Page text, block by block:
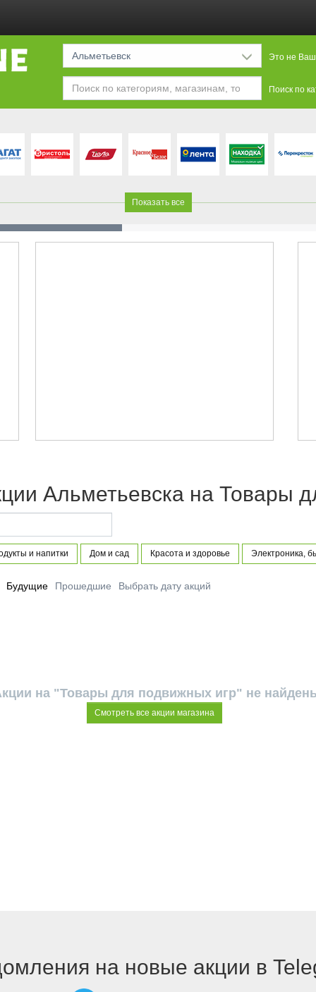
Альметьевск Это не Ваш
Поиск по
Показать все
Альметьевска на Товары
и напитки Дом и сад Красота и здоровье Электроника,
Будущие Прошедшие Выбрать дату акций
на "Товары для подвижных игр" не
Смотреть все акции магазина
на новые акции в